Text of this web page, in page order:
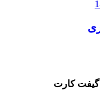
گیفت کارت